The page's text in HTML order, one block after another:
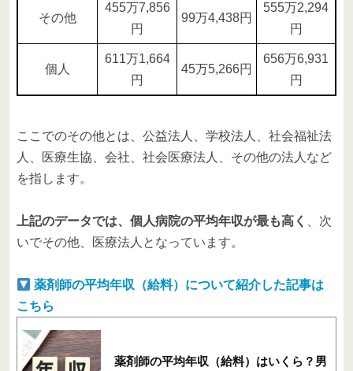
その他
455万7,856
円
99万4,438円
555万2,294
円
個人
611万1,664
円
45万5,266円
656万6,931
円
ここでのその他とは、公益法人、学校法人、社会福祉法
人、医療生協、会社、社会医療法人、その他の法人など
を指します。
上記のデータでは、個人病院の平均年収が最も高く
、次
いでその他、医療法人となっています。
薬剤師の平均年収（給料）について紹介した記事は
こちら
薬剤師の平均年収（給料）はいくら？男